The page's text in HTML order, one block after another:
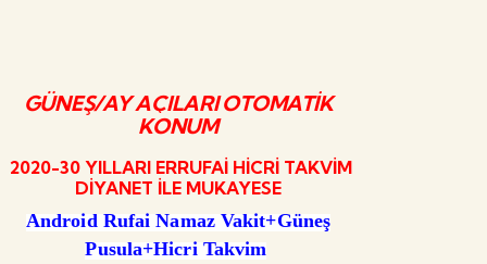
GÜNEŞ/AY AÇILARI OTOMATİK
KONUM
2020-30 YILLARI ERRUFAİ HİCRİ TAKVİM
DİYANET İLE MUKAYESE
Android Rufai Namaz Vakit+Güneş
Pusula+Hicri Takvim